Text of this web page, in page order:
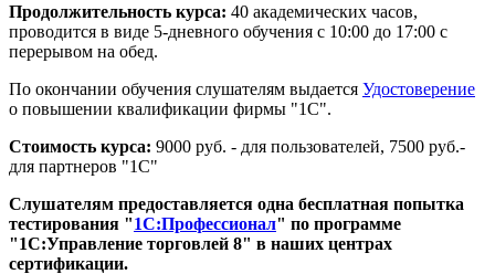
Продолжительность курса: 40 академических часов,
проводится в виде 5-дневного обучения с 10:00 до 17:00 с
перерывом на обед.
По окончании обучения слушателям выдается Удостоверение
о повышении квалификации фирмы "1С".
Стоимость курса: 9000 руб. ‑ для пользователей, 7500 руб.‑
для партнеров "1С"
Слушателям предоставляется одна бесплатная попытка
тестирования "1С:Профессионал" по программе
"1С:Управление торговлей 8" в наших центрах
сертификации.